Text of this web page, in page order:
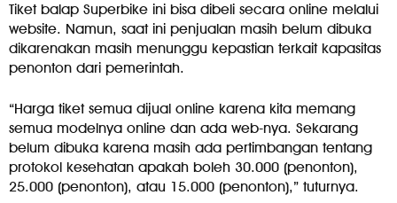
Tiket balap Superbike ini bisa dibeli secara online melalui
website. Namun, saat ini penjualan masih belum dibuka
dikarenakan masih menunggu kepastian terkait kapasitas
penonton dari pemerintah.
“Harga tiket semua dijual online karena kita memang
semua modelnya online dan ada web-nya. Sekarang
belum dibuka karena masih ada pertimbangan tentang
protokol kesehatan apakah boleh 30.000 (penonton),
25.000 (penonton), atau 15.000 (penonton),” tuturnya.